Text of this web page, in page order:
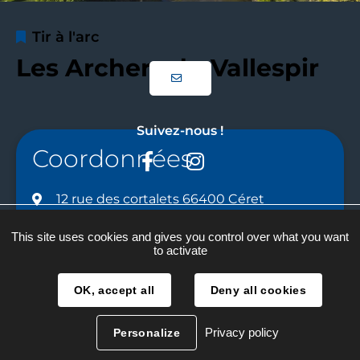
Tir à l'arc
Les Archers du Vallespir
Coordonnées
12 rue des cortalets 66400 Céret
06 17 62 09 50
Suivez-nous !
Facebook
Mentions légales
Traitement des données
Accessibilité
Réalisation :La Fabrique
This site uses cookies and gives you control over what you want
to activate
OK, accept all Deny all cookies
Personalize Privacy policy